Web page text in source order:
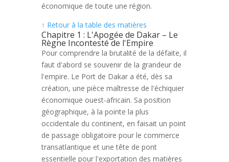
économique de toute une région.
↑ Retour à la table des matières
Chapitre 1 : L'Apogée de Dakar – Le
Règne Incontesté de l'Empire
Pour comprendre la brutalité de la défaite, il
faut d'abord se souvenir de la grandeur de
l'empire. Le Port de Dakar a été, dès sa
création, une pièce maîtresse de l'échiquier
économique ouest-africain. Sa position
géographique, à la pointe la plus
occidentale du continent, en faisait un point
de passage obligatoire pour le commerce
transatlantique et une tête de pont
essentielle pour l'exportation des matières